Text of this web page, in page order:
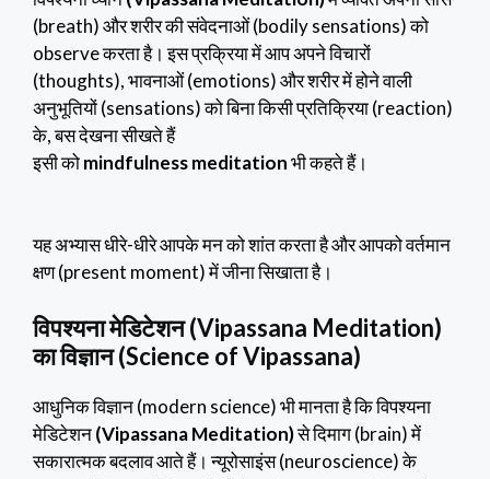
(breath) और शरीर की संवेदनाओं (bodily sensations) को
observe करता है। इस प्रक्रिया में आप अपने विचारों
(thoughts), भावनाओं (emotions) और शरीर में होने वाली
अनुभूतियों (sensations) को बिना किसी प्रतिक्रिया (reaction)
के, बस देखना सीखते हैं
इसी कोmindfulness meditationभी कहते हैं।
यह अभ्यास धीरे-धीरे आपके मन को शांत करता है और आपको वर्तमान
क्षण (present moment) में जीना सिखाता है।
विपश्यना मेडिटेशन (Vipassana Meditation)
का विज्ञान (Science of Vipassana)
आधुनिक विज्ञान (modern science) भी मानता है कि विपश्यना
मेडिटेशन(Vipassana Meditation)से दिमाग (brain) में
सकारात्मक बदलाव आते हैं। न्यूरोसाइंस (neuroscience) के